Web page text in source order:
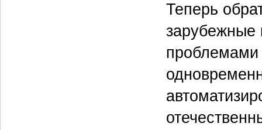
Теперь
зарубежные
проблемами